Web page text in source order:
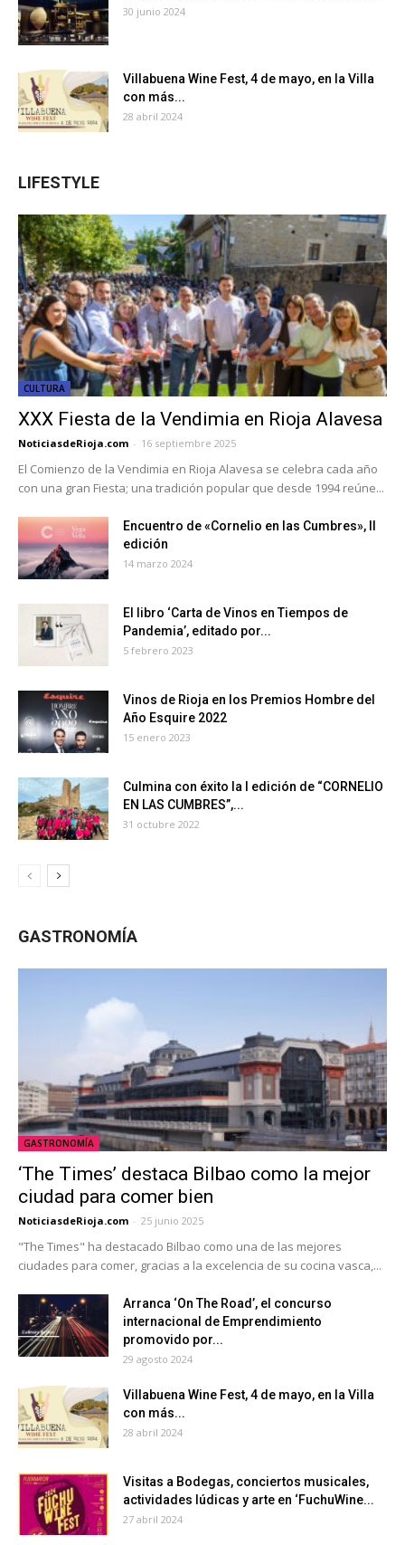
30 junio 2024
Villabuena Wine Fest, 4 de mayo, en la Villa
con más...
28 abril 2024
LIFESTYLE
CULTURA
XXX Fiesta de la Vendimia en Rioja Alavesa
NoticiasdeRioja.com - 16 septiembre 2025
El Comienzo de la Vendimia en Rioja Alavesa se celebra cada año
con una gran Fiesta; una tradición popular que desde 1994 reúne...
Encuentro de «Cornelio en las Cumbres», II
edición
14 marzo 2024
El libro ‘Carta de Vinos en Tiempos de
Pandemia’, editado por...
5 febrero 2023
Vinos de Rioja en los Premios Hombre del
Año Esquire 2022
15 enero 2023
Culmina con éxito la I edición de “CORNELIO
EN LAS CUMBRES”,...
31 octubre 2022
GASTRONOMÍA
GASTRONOMÍA
‘The Times’ destaca Bilbao como la mejor
ciudad para comer bien
NoticiasdeRioja.com - 25 junio 2025
"The Times" ha destacado Bilbao como una de las mejores
ciudades para comer, gracias a la excelencia de su cocina vasca,...
Arranca ‘On The Road’, el concurso
internacional de Emprendimiento
promovido por...
29 agosto 2024
Villabuena Wine Fest, 4 de mayo, en la Villa
con más...
28 abril 2024
Visitas a Bodegas, conciertos musicales,
actividades lúdicas y arte en ‘FuchuWine...
27 abril 2024